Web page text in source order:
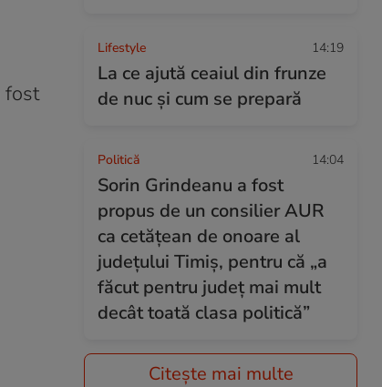
fost
Lifestyle 14:19
La ce ajută ceaiul din frunze
de nuc și cum se prepară
Politică 14:04
Sorin Grindeanu a fost
propus de un consilier AUR
ca cetățean de onoare al
județului Timiș, pentru că „a
făcut pentru județ mai mult
decât toată clasa politică”
Citește mai multe